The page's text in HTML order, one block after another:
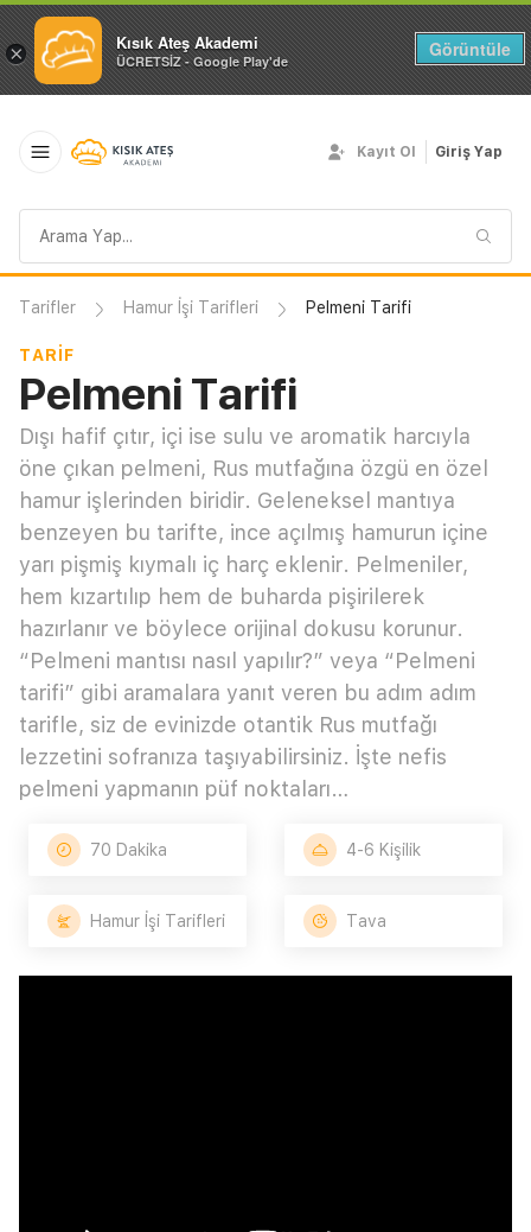
× Kısık Ateş Akademi
ÜCRETSİZ - Google Play'de
Görüntüle
sorgusu
Kayıt Ol Giriş Yap
Tarifler Hamur İşi Tarifleri Pelmeni Tarifi
TARIF
Pelmeni Tarifi
Dışı hafif çıtır, içi ise sulu ve aromatik harcıyla
öne çıkan pelmeni, Rus mutfağına özgü en özel
hamur işlerinden biridir. Geleneksel mantıya
benzeyen bu tarifte, ince açılmış hamurun içine
yarı pişmiş kıymalı iç harç eklenir. Pelmeniler,
hem kızartılıp hem de buharda pişirilerek
hazırlanır ve böylece orijinal dokusu korunur.
“Pelmeni mantısı nasıl yapılır?” veya “Pelmeni
tarifi” gibi aramalara yanıt veren bu adım adım
tarifle, siz de evinizde otantik Rus mutfağı
lezzetini sofranıza taşıyabilirsiniz. İşte nefis
pelmeni yapmanın püf noktaları…
70 Dakika 4-6 Kişilik
Hamur İşi Tarifleri Tava